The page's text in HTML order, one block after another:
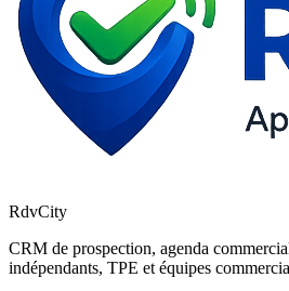
RdvCity
CRM de prospection, agenda
indépendants, TPE et équipes